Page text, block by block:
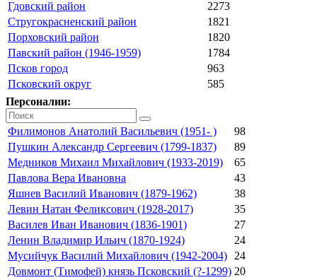
Гдовский район
2273
Стругокрасненский район
1821
Порховский район
1820
Павский район (1946-1959)
1784
Псков город
963
Псковский округ
585
Персоналии:
Филимонов Анатолий Васильевич (1951- )
98
Пушкин Александр Сергеевич (1799-1837)
89
Медников Михаил Михайлович (1933-2019)
65
Павлова Вера Ивановна
43
Яшнев Василий Иванович (1879-1962)
38
Левин Натан Феликсович (1928-2017)
35
Василев Иван Иванович (1836-1901)
27
Ленин Владимир Ильич (1870-1924)
24
Мусийчук Василий Михайлович (1942-2004)
24
Довмонт (Тимофей) князь Псковский (?-1299) 20